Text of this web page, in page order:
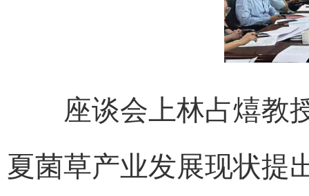
座谈会上林占熺教授
夏菌草产业发展现状提